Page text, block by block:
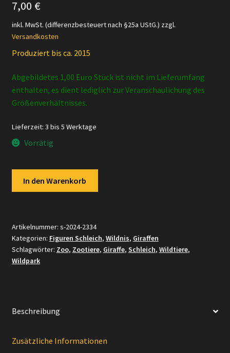
7,00 €
inkl. MwSt. (differenzbesteuert nach §25a UStG.) zzgl.
Versandkosten
Produziert bis ca. 2015
Abgebildetes 1,00 Euro Stück ist nicht im Lieferumfang
enthalten, es dient lediglich zur Veranschaulichung des
Größenverhältnisses.
Lieferzeit: 3 bis 5 Werktage
Vorrätig
Menge
In den Warenkorb
Artikelnummer: s-2024-2334
Kategorien: Figuren Schleich, Wildnis, Giraffen
Schlagwörter: Zoo, Zootiere, Giraffe, Schleich, Wildtiere,
Wildpark
Beschreibung
Zusätzliche Informationen